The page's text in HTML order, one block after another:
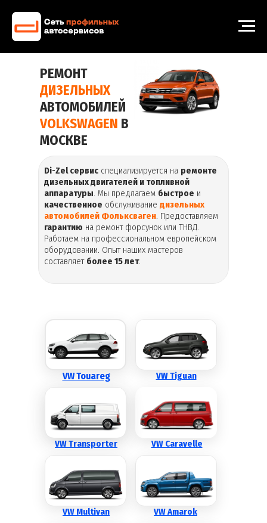
РЕМОНТ
ДИЗЕЛЬНЫХ
АВТОМОБИЛЕЙ
VOLKSWAGEN В
МОСКВЕ
Di-Zel сервис специализируется на ремонте
дизельных двигателей и топливной
аппаратуры. Мы предлагаем быстрое и
качественное обслуживание дизельных
автомобилей Фольксваген. Предоставляем
гарантию на ремонт форсунок или ТНВД.
Работаем на профессиональном европейском
оборудовании. Опыт наших мастеров
составляет более 15 лет.
VW Tiguan
VW Transporter VW Caravelle
VW Multivan VW Amarok
VW Touareg